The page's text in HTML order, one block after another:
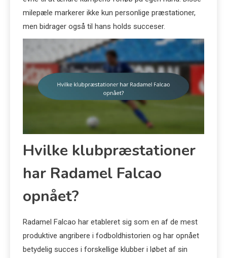
milepæle markerer ikke kun personlige præstationer,
men bidrager også til hans holds succeser.
Hvilke klubpræstationer
har Radamel Falcao
opnået?
Radamel Falcao har etableret sig som en af de mest
produktive angribere i fodboldhistorien og har opnået
betydelig succes i forskellige klubber i løbet af sin